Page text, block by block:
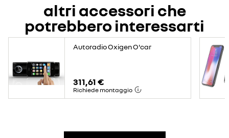
altri accessori che
potrebbero interessarti
Autoradio Oxigen O'car
311,61 €
Richiede montaggio